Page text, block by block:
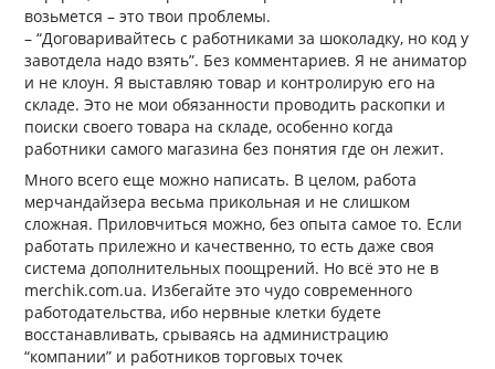
возьмется – это твои проблемы.
– “Договаривайтесь с работниками за шоколадку, но код у
завотдела надо взять”. Без комментариев. Я не аниматор
и не клоун. Я выставляю товар и контролирую его на
складе. Это не мои обязанности проводить раскопки и
поиски своего товара на складе, особенно когда
работники самого магазина без понятия где он лежит.
Много всего еще можно написать. В целом, работа
мерчандайзера весьма прикольная и не слишком
сложная. Приловчиться можно, без опыта самое то. Если
работать прилежно и качественно, то есть даже своя
система дополнительных поощрений. Но всё это не в
merchik.com.ua. Избегайте это чудо современного
работодательства, ибо нервные клетки будете
восстанавливать, срываясь на администрацию
“компании” и работников торговых точек